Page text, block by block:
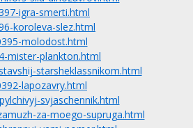
igra-smerti.html
koroleva-slez.html
molodost.html
mister-plankton.html
starsheklassnikom.html
lapozavry.html
svjaschennik.html
za-moego-supruga.html